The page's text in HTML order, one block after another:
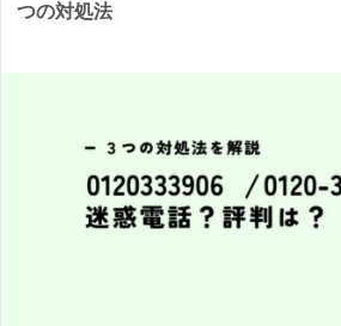
つの対処法